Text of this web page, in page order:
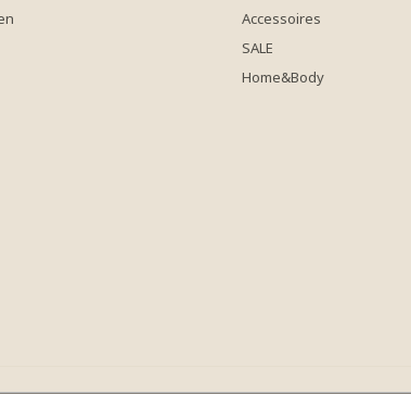
Accessoires
SALE
Home&Body